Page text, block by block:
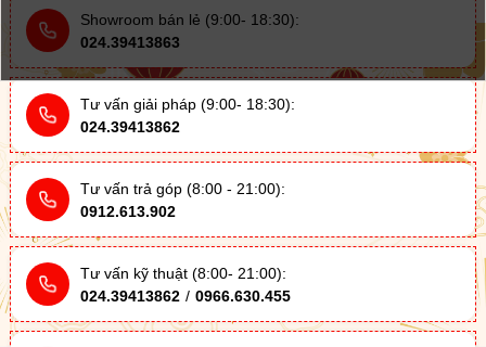
Showroom bán lẻ (9:00- 18:30):
024.39413863
Tư vấn giải pháp (9:00- 18:30):
024.39413862
Tư vấn trả góp (8:00 - 21:00):
0912.613.902
Tư vấn kỹ thuật (8:00- 21:00):
024.39413862 / 0966.630.455